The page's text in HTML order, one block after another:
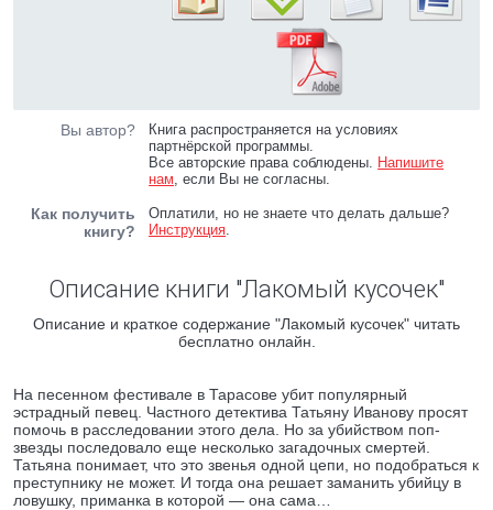
Вы автор?
Книга распространяется на условиях
партнёрской программы.
Все авторские права соблюдены. Напишите
нам, если Вы не согласны.
Как получить
книгу?
Оплатили, но не знаете что делать дальше?
Инструкция.
Описание книги "Лакомый кусочек"
Описание и краткое содержание "Лакомый кусочек" читать
бесплатно онлайн.
На песенном фестивале в Тарасове убит популярный
эстрадный певец. Частного детектива Татьяну Иванову просят
помочь в расследовании этого дела. Но за убийством поп-
звезды последовало еще несколько загадочных смертей.
Татьяна понимает, что это звенья одной цепи, но подобраться к
преступнику не может. И тогда она решает заманить убийцу в
ловушку, приманка в которой — она сама…